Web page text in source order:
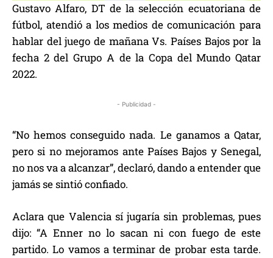
Gustavo Alfaro, DT de la selección ecuatoriana de
fútbol, atendió a los medios de comunicación para
hablar del juego de mañana Vs. Países Bajos por la
fecha 2 del Grupo A de la Copa del Mundo Qatar
2022.
- Publicidad -
“No hemos conseguido nada. Le ganamos a Qatar,
pero si no mejoramos ante Países Bajos y Senegal,
no nos va a alcanzar”, declaró, dando a entender que
jamás se sintió confiado.
Aclara que Valencia sí jugaría sin problemas, pues
dijo: “A Enner no lo sacan ni con fuego de este
partido. Lo vamos a terminar de probar esta tarde.